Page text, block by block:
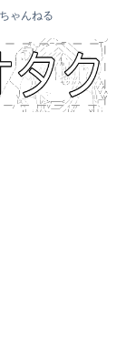
ゃんねる